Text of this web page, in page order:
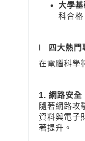
大學
科合
四大熱門
在電腦科學
1. 網路安
隨著網路攻
資料與電子
著提升。